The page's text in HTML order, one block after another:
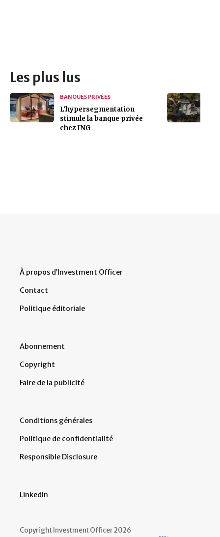
Les plus lus
BANQUES PRIVÉES
L’hypersegmentation
stimule la banque privée
chez ING
À propos d’Investment Officer
Contact
Politique éditoriale
Abonnement
Copyright
Faire de la publicité
Conditions générales
Politique de confidentialité
Responsible Disclosure
LinkedIn
Copyright Investment Officer 2026